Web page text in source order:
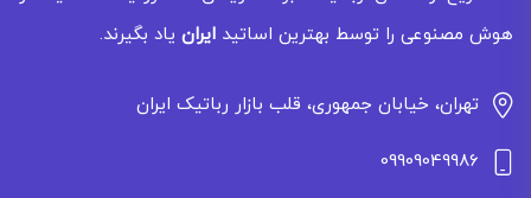
هوش مصنوعی را توسط بهترین اساتید ایران یاد بگیرند.
تهران، خیابان جمهوری، قلب بازار رباتیک ایران
09909049986